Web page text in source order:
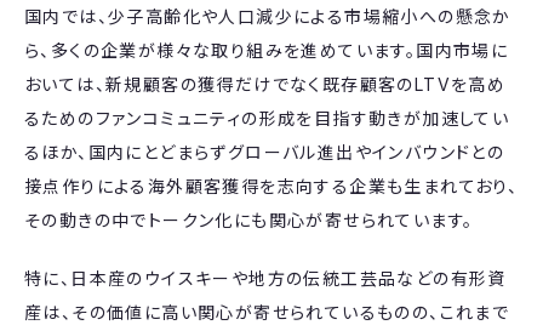
国内では、少子高齢化や人口減少による市場縮小への懸念か
ら、多くの企業が様々な取り組みを進めています。国内市場に
おいては、新規顧客の獲得だけでなく既存顧客のLTVを高め
るためのファンコミュニティの形成を目指す動きが加速してい
るほか、国内にとどまらずグローバル進出やインバウンドとの
接点作りによる海外顧客獲得を志向する企業も生まれており、
その動きの中でトークン化にも関心が寄せられています。
特に、日本産のウイスキーや地方の伝統工芸品などの有形資
産は、その価値に高い関心が寄せられているものの、これまで